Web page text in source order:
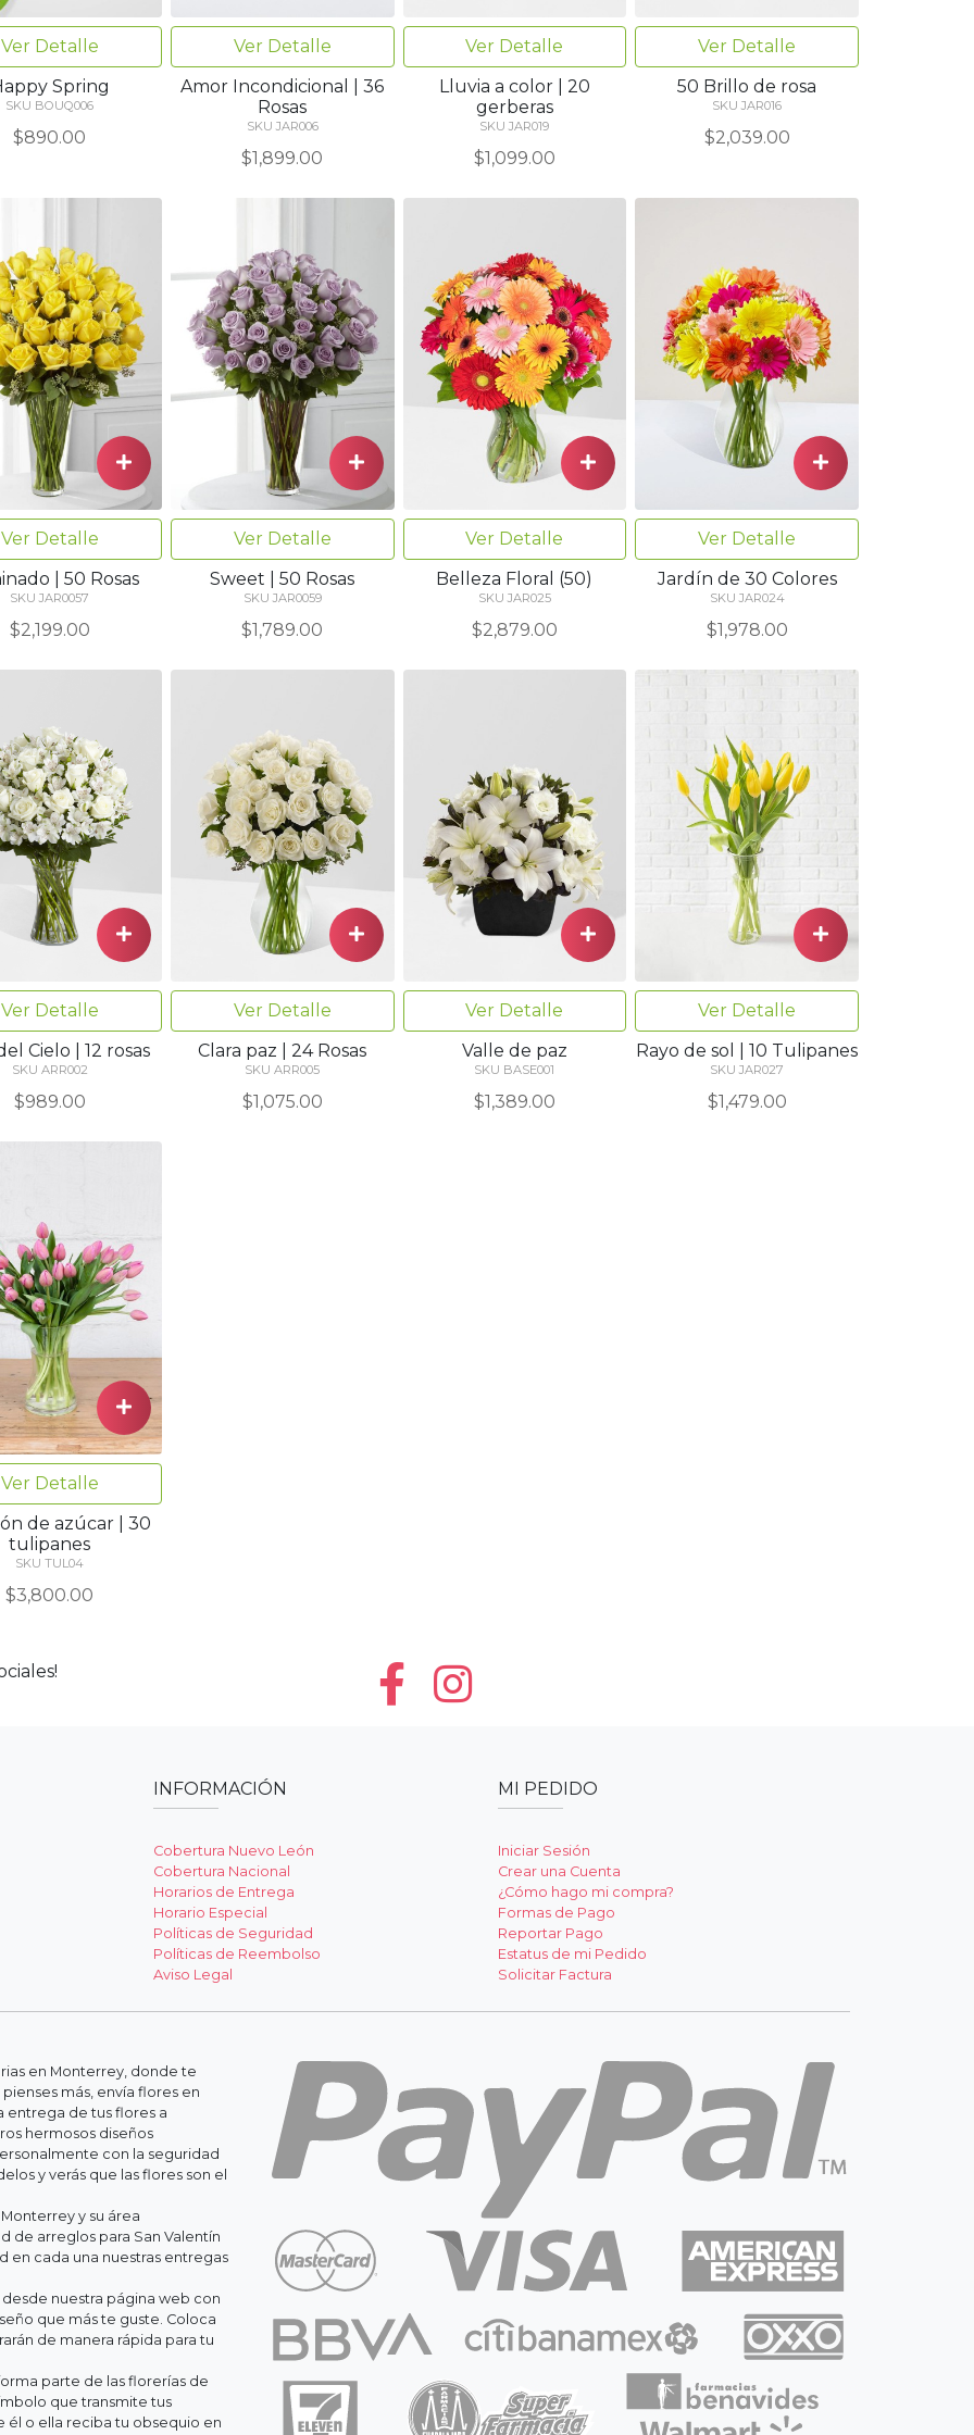
Ver Detalle
Spring
SKU BOUQ006
$890.00
Ver Detalle
Amor Incondicional | 36
Rosas
SKU JAR006
$1,899.00
Ver Detalle
Lluvia a color | 20
gerberas
SKU JAR019
$1,099.00
Ver Detalle
50 Brillo de rosa
SKU JAR016
$2,039.00
Ver Detalle
| 50 Rosas
SKU JAR0057
$2,199.00
Ver Detalle
Sweet | 50 Rosas
SKU JAR0059
$1,789.00
Ver Detalle
Belleza Floral (50)
SKU JAR025
$2,879.00
Ver Detalle
Jardín de 30 Colores
SKU JAR024
$1,978.00
Ver Detalle
Cielo | 12 rosas
SKU ARR002
$989.00
Ver Detalle
Clara paz | 24 Rosas
SKU ARR005
$1,075.00
Ver Detalle
Valle de paz
SKU BASE001
$1,389.00
Ver Detalle
Rayo de sol | 10 Tulipanes
SKU JAR027
$1,479.00
Ver Detalle
de azúcar | 30
tulipanes
SKU TUL04
$3,800.00
INFORMACIÓN
Cobertura Nuevo León
Cobertura Nacional
Horarios de Entrega
Horario Especial
Políticas de Seguridad
Políticas de Reembolso
Aviso Legal
MI PEDIDO
Iniciar Sesión
Crear una Cuenta
¿Cómo hago mi compra?
Formas de Pago
Reportar Pago
Estatus de mi Pedido
Solicitar Factura
en Monterrey, donde te
más, envía flores en
entrega de tus flores a
hermosos diseños
con la seguridad
y verás que las flores son el
y su área
de arreglos para San Valentín
en cada una nuestras entregas
nuestra página web con
que más te guste. Coloca
de manera rápida para tu
parte de las florerías de
que transmite tus
él o ella reciba tu obsequio en